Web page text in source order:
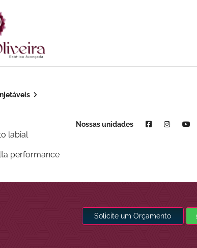
labial
performance
Nossas unidades
Solicite um Orçamento